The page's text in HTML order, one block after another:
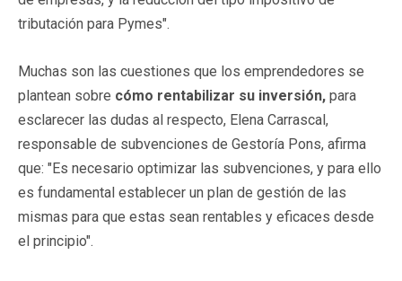
tributación para Pymes".
Muchas son las cuestiones que los emprendedores se
plantean sobre cómo rentabilizar su inversión, para
esclarecer las dudas al respecto, Elena Carrascal,
responsable de subvenciones de Gestoría Pons, afirma
que: "Es necesario optimizar las subvenciones, y para ello
es fundamental establecer un plan de gestión de las
mismas para que estas sean rentables y eficaces desde
el principio".